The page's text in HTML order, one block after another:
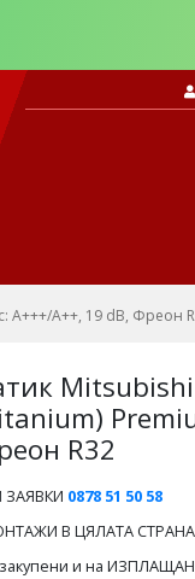
A+++/A++, 19 dB, Фреон
Mitsubishi
R32
0878 51 50 58
В ЦЯЛАТА СТРАНА
и на